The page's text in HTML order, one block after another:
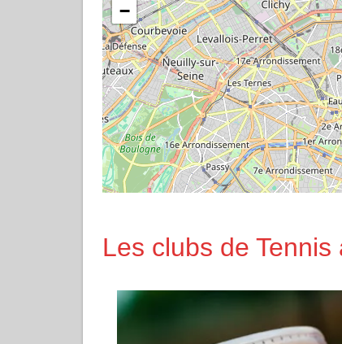
−
Les clubs de